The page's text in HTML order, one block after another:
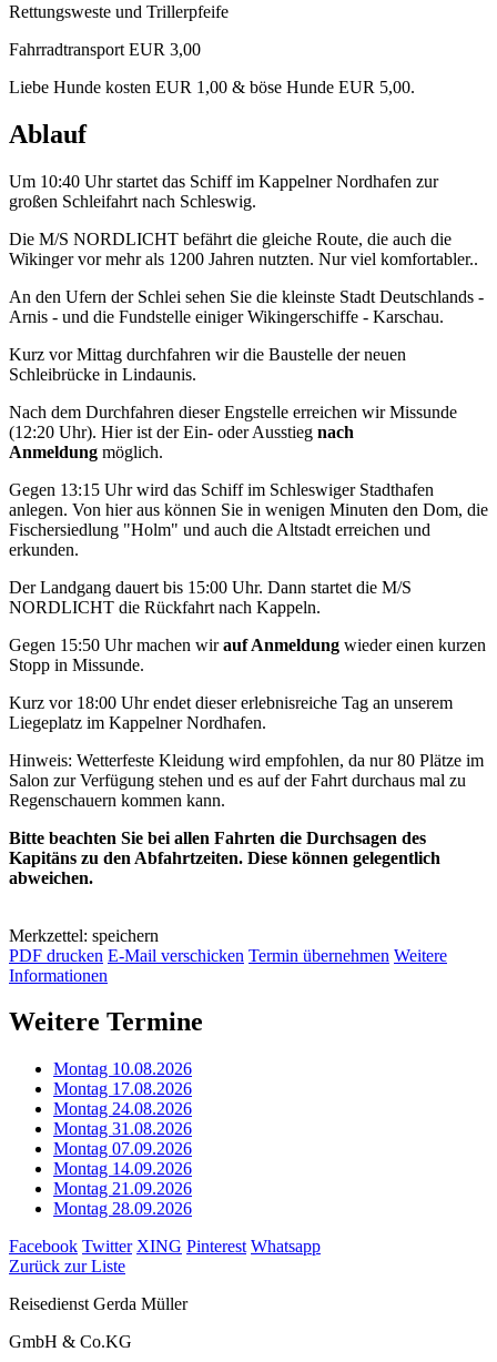
Rettungsweste und Trillerpfeife
Fahrradtransport EUR 3,00
Liebe Hunde kosten EUR 1,00 & böse Hunde EUR 5,00.
Ablauf
Um 10:40 Uhr startet das Schiff im Kappelner Nordhafen zur
großen Schleifahrt nach Schleswig.
Die M/S NORDLICHT befährt die gleiche Route, die auch die
Wikinger vor mehr als 1200 Jahren nutzten. Nur viel komfortabler..
An den Ufern der Schlei sehen Sie die kleinste Stadt Deutschlands -
Arnis - und die Fundstelle einiger Wikingerschiffe - Karschau.
Kurz vor Mittag durchfahren wir die Baustelle der neuen
Schleibrücke in Lindaunis.
Nach dem Durchfahren dieser Engstelle erreichen wir Missunde
(12:20 Uhr). Hier ist der Ein- oder Ausstieg nach
Anmeldung möglich.
Gegen 13:15 Uhr wird das Schiff im Schleswiger Stadthafen
anlegen. Von hier aus können Sie in wenigen Minuten den Dom, die
Fischersiedlung "Holm" und auch die Altstadt erreichen und
erkunden.
Der Landgang dauert bis 15:00 Uhr. Dann startet die M/S
NORDLICHT die Rückfahrt nach Kappeln.
Gegen 15:50 Uhr machen wirauf Anmeldung wieder einen kurzen
Stopp in Missunde.
Kurz vor 18:00 Uhr endet dieser erlebnisreiche Tag an unserem
Liegeplatz im Kappelner Nordhafen.
Hinweis: Wetterfeste Kleidung wird empfohlen, da nur 80 Plätze im
Salon zur Verfügung stehen und es auf der Fahrt durchaus mal zu
Regenschauern kommen kann.
Bitte beachten Sie bei allen Fahrten die Durchsagen des
Kapitäns zu den Abfahrtzeiten. Diese können gelegentlich
abweichen.
Merkzettel: speichern
PDF drucken E-Mail verschicken Termin übernehmen Weitere
Informationen
Weitere Termine
Montag 10.08.2026
Montag 17.08.2026
Montag 24.08.2026
Montag 31.08.2026
Montag 07.09.2026
Montag 14.09.2026
Montag 21.09.2026
Montag 28.09.2026
Facebook Twitter XING Pinterest Whatsapp
Zurück zur Liste
Reisedienst Gerda Müller
GmbH & Co.KG